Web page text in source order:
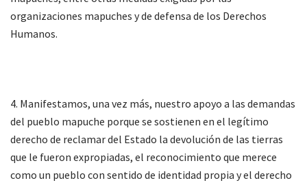
organizaciones mapuches y de defensa de los Derechos
Humanos.
4. Manifestamos, una vez más, nuestro apoyo a las demandas
del pueblo mapuche porque se sostienen en el legítimo
derecho de reclamar del Estado la devolución de las tierras
que le fueron expropiadas, el reconocimiento que merece
como un pueblo con sentido de identidad propia y el derecho